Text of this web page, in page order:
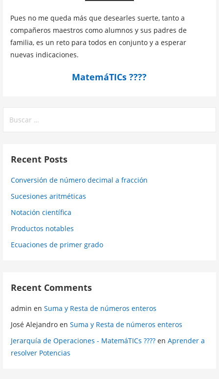
Pues no me queda más que desearles suerte, tanto a
compañeros maestros como alumnos y sus padres de
familia, es un reto para todos en conjunto y a esperar
nuevas indicaciones.
MatemáTICs ????
Recent Posts
Conversión de número decimal a fracción
Sucesiones aritméticas
Notación científica
Productos notables
Ecuaciones de primer grado
Recent Comments
admin enSuma y Resta de números enteros
José Alejandro enSuma y Resta de números enteros
Jerarquía de Operaciones - MatemáTICs ???? enAprender a
resolver Potencias